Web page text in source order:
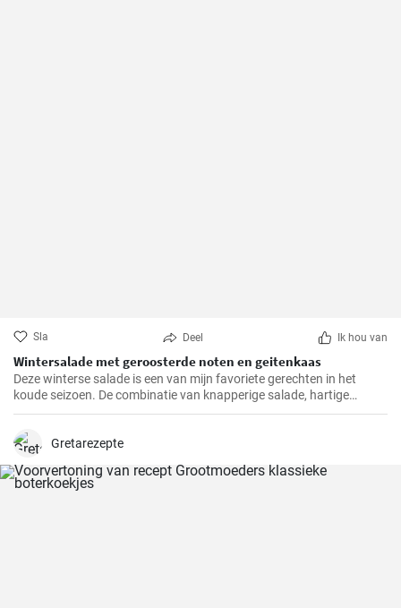
Sla Deel Ik hou van
Wintersalade met geroosterde noten en geitenkaas
Deze winterse salade is een van mijn favoriete gerechten in het
koude seizoen. De combinatie van knapperige salade, hartige
geitenkaas en knapperig geroosterde noten biedt niet alleen een
Ik heb dit recept al zo vaak gemaakt voor mijn familie en vrienden en
Gretarezepte